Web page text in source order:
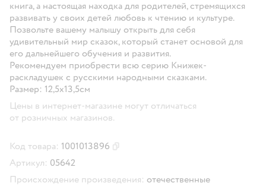
книга, а настоящая находка для родителей, стремящихся
развивать у своих детей любовь к чтению и культуре.
Позвольте вашему малышу открыть для себя
удивительный мир сказок, который станет основой для
его дальнейшего обучения и развития.
Рекомендуем приобрести всю серию Книжек-
раскладушек с русскими народными сказками.
Размер: 12,5х13,5см
Цены в интернет-магазине могут отличаться
от розничных магазинов.
Код товара: 1001013896
Артикул: 05642
Происхождение произведения: отечественные